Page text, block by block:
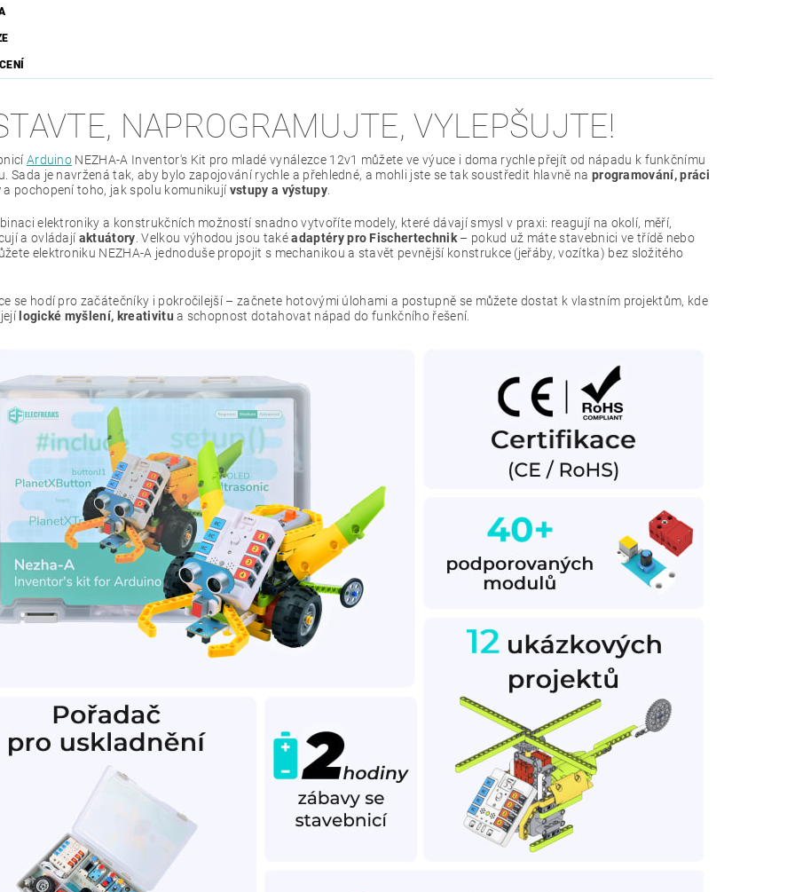
NAPROGRAMUJTE, VYLEPŠUJTE!
Arduino NEZHA-A Inventor's Kit pro mladé vynálezce 12v1 můžete ve výuce i doma rychle přejít od nápadu k funkčnímu
Sada je navržená tak, aby bylo zapojování rychle a přehledné, a mohli jste se tak soustředit hlavně na programování, práci
a pochopení toho, jak spolu komunikují vstupy a výstupy.
elektroniky a konstrukčních možností snadno vytvoříte modely, které dávají smysl v praxi: reagují na okolí, měří,
a ovládají aktuátory . Velkou výhodou jsou takéadaptéry pro Fischertechnik– pokud už máte stavebnici ve třídě nebo
elektroniku NEZHA-A jednoduše propojit s mechanikou a stavět pevnější konstrukce (jeřáby, vozítka) bez složitého
se hodí pro začátečníky i pokročilejší – začnete hotovými úlohami a postupně se můžete dostat k vlastním projektům, kde
logické myšlení, kreativitu a schopnost dotahovat nápad do funkčního řešení.